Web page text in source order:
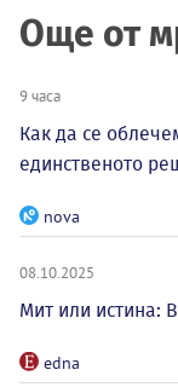
Още от
9 часа
Как да се
единственото
nova
08.10.2025
Мит или истина:
edna